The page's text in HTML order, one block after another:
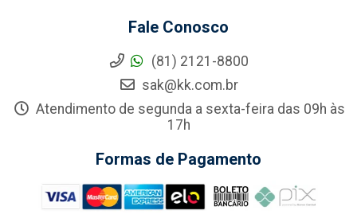
Fale Conosco
(81) 2121-8800
sak@kk.com.br
Atendimento de segunda a sexta-feira das 09h às
17h
Formas de Pagamento